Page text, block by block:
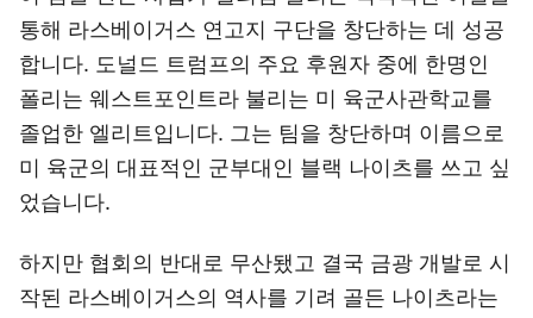
통해 라스베이거스 연고지 구단을 창단하는 데 성공
합니다. 도널드 트럼프의 주요 후원자 중에 한명인
폴리는 웨스트포인트라 불리는 미 육군사관학교를
졸업한 엘리트입니다. 그는 팀을 창단하며 이름으로
미 육군의 대표적인 군부대인 블랙 나이츠를 쓰고 싶
었습니다.
하지만 협회의 반대로 무산됐고 결국 금광 개발로 시
작된 라스베이거스의 역사를 기려 골든 나이츠라는